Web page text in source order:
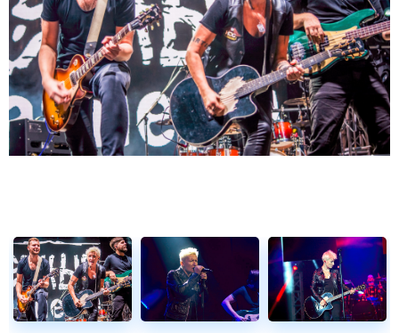
Программы
сертификации